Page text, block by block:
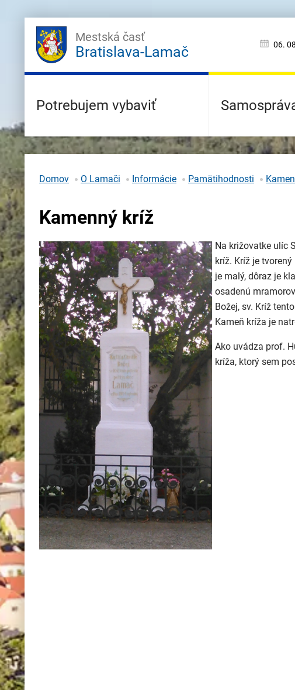
Mestská časť
Bratislava-Lamač 06.
Potrebujem vybaviť
Domov O Lamači Informácie Pamätihodnosti
Kamenný kríž
Na križovatke ulíc
kríž. Kríž je
je malý, dôraz je
osadenú
Božej, sv. Kríž
Kameň kríža je
Ako uvádza prof.
kríža, ktorý sem